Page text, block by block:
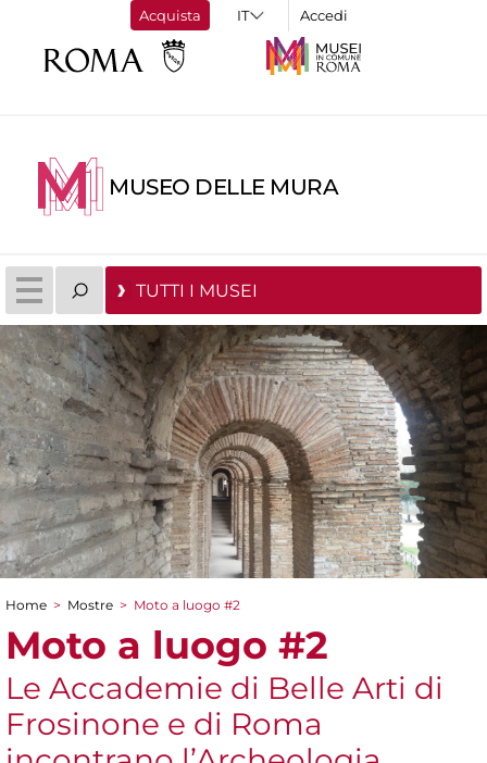
Acquista Accedi
MUSEO DELLE MURA
TUTTI I MUSEI
Tu sei qui
Home > Mostre > Moto a luogo #2
Moto a luogo #2
Le Accademie di Belle Arti di
Frosinone e di Roma